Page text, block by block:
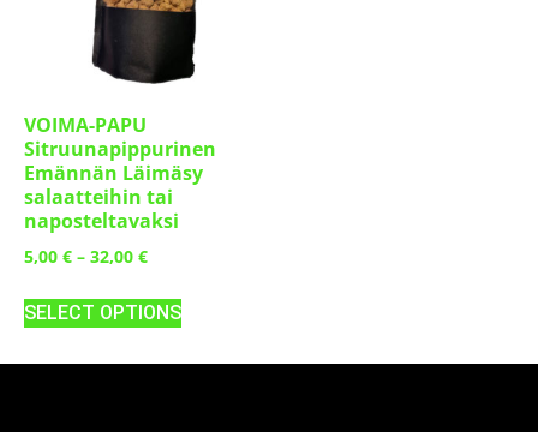
VOIMA-PAPU
Sitruunapippurinen
Emännän Läimäsy
salaatteihin tai
naposteltavaksi
5,00 € – 32,00 €
SELECT OPTIONS